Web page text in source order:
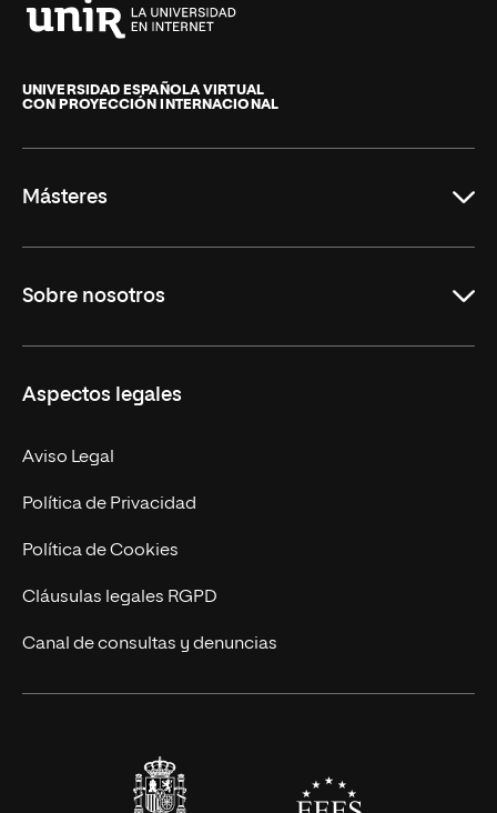
de
La
UNIVERSIDAD ESPAÑOLA VIRTUAL
CON PROYECCIÓN INTERNACIONAL
Másteres
Derecho
Empresa
MBA
Marketing y Comunicación
Ingeniería
Diseño
Ciencias de la Salud
Sobre nosotros
Nuestro Equipo
Contacto
Aspectos legales
Aviso Legal
Política de Privacidad
Política de Cookies
Cláusulas legales RGPD
Canal de consultas y denuncias